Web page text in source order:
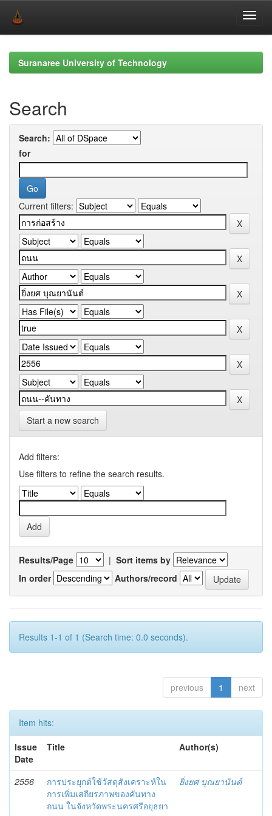
navigationSuranaree University of Technology
Search
Search:
for
Current filters:
Start a new search
Add filters:
Use filters to refine the search results.
Results/Page | Sort items by
In order
Authors/record
Results 1-1 of 1 (Search time: 0.0 seconds).
previous 1 next
Item hits:
Issue
Date
Title Author(s)
2556
การประยุกต์ใช้วัสดุสังเคราะห์ใน
การเพิ่มเสถียรภาพของคันทาง
ถนน ในจังหวัดพระนครศรีอยุธยา
ยิ่งยศ บุณยานันต์